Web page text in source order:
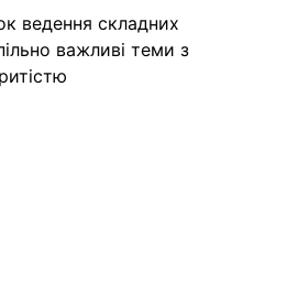
ведення складних
важливі теми з